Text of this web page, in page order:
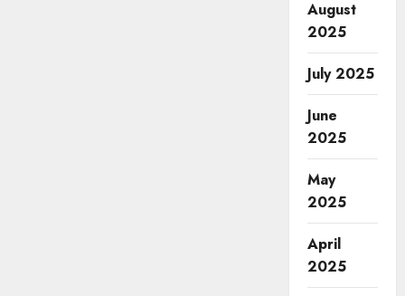
August
2025
July 2025
June
2025
May
2025
April
2025